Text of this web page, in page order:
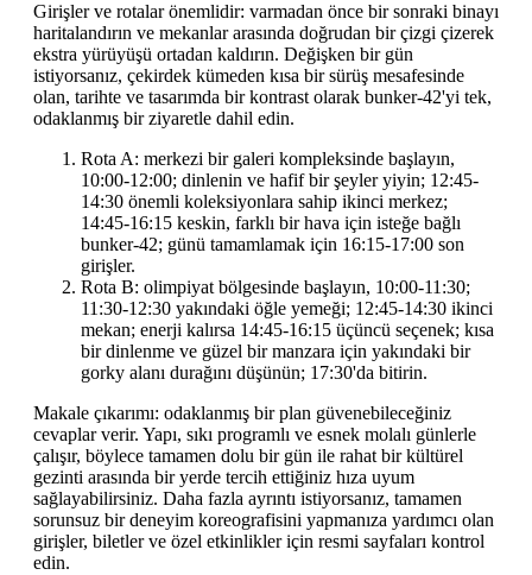
Girişler ve rotalar önemlidir: varmadan önce bir sonraki binayı
haritalandırın ve mekanlar arasında doğrudan bir çizgi çizerek
ekstra yürüyüşü ortadan kaldırın. Değişken bir gün
istiyorsanız, çekirdek kümeden kısa bir sürüş mesafesinde
olan, tarihte ve tasarımda bir kontrast olarak bunker-42'yi tek,
odaklanmış bir ziyaretle dahil edin.
Rota A: merkezi bir galeri kompleksinde başlayın,
10:00-12:00; dinlenin ve hafif bir şeyler yiyin; 12:45-
14:30 önemli koleksiyonlara sahip ikinci merkez;
14:45-16:15 keskin, farklı bir hava için isteğe bağlı
bunker-42; günü tamamlamak için 16:15-17:00 son
girişler.
Rota B: olimpiyat bölgesinde başlayın, 10:00-11:30;
11:30-12:30 yakındaki öğle yemeği; 12:45-14:30 ikinci
mekan; enerji kalırsa 14:45-16:15 üçüncü seçenek; kısa
bir dinlenme ve güzel bir manzara için yakındaki bir
gorky alanı durağını düşünün; 17:30'da bitirin.
Makale çıkarımı: odaklanmış bir plan güvenebileceğiniz
cevaplar verir. Yapı, sıkı programlı ve esnek molalı günlerle
çalışır, böylece tamamen dolu bir gün ile rahat bir kültürel
gezinti arasında bir yerde tercih ettiğiniz hıza uyum
sağlayabilirsiniz. Daha fazla ayrıntı istiyorsanız, tamamen
sorunsuz bir deneyim koreografisini yapmanıza yardımcı olan
girişler, biletler ve özel etkinlikler için resmi sayfaları kontrol
edin.